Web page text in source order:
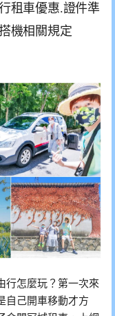
租車優惠.證件準
機相關規定
行怎麼玩？第一次來
自己開車移動才方